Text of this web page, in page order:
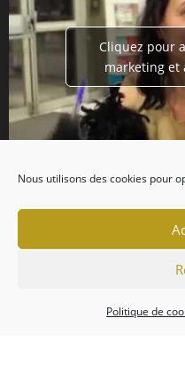
Nous utilisons des cookies pour
Politique de
Cliquez pour
marketing et